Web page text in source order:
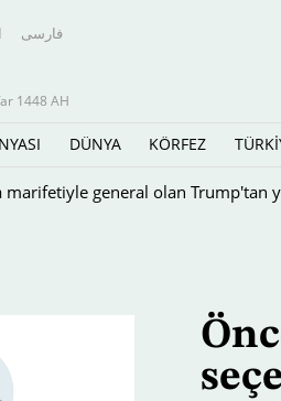
فارسى
1448 AH
DÜNYA KÖRFEZ
başkanlık seçimlerinde yerine